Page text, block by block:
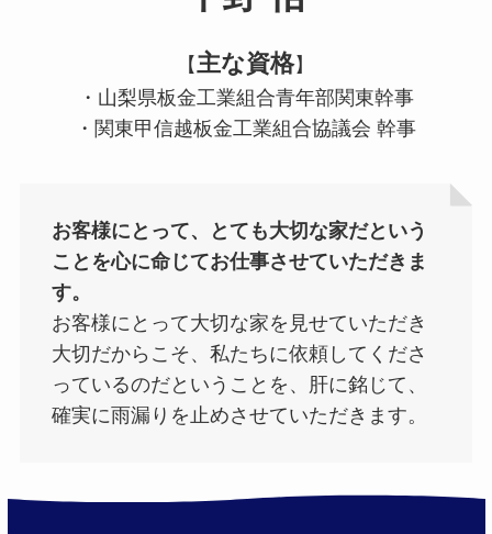
【主な資格】
・山梨県板金工業組合青年部関東幹事
・関東甲信越板金工業組合協議会 幹事
お客様にとって、とても大切な家だという
ことを心に命じてお仕事させていただきま
す。
お客様にとって大切な家を見せていただき
大切だからこそ、私たちに依頼してくださ
っているのだということを、肝に銘じて、
確実に雨漏りを止めさせていただきます。